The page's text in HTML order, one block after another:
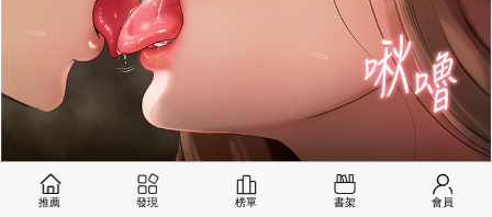
推薦 發現 榜單 書架 會員